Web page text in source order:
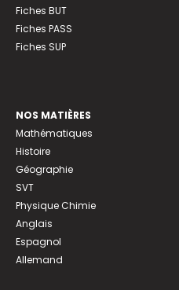
Fiches BUT
Fiches PASS
Fiches SUP
NOS MATIÈRES
Mathématiques
Histoire
Géographie
SVT
Physique Chimie
Anglais
Espagnol
Allemand